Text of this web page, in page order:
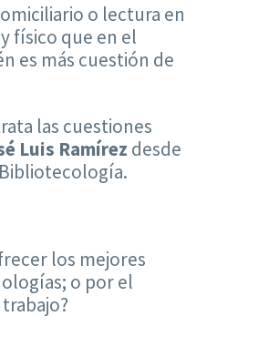
o lectura en
físico que en el
es más cuestión de
las cuestiones
Luis Ramírez desde
los mejores
o por el